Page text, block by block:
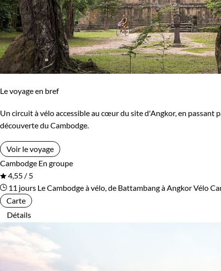
Le voyage en bref
Un circuit à vélo accessible au cœur du site d'Angkor, en passant
découverte du Cambodge.
Voir le voyage
Cambodge En groupe
4,55 / 5
11 jours Le Cambodge à vélo, de Battambang à AngkorVélo
Carte
Détails